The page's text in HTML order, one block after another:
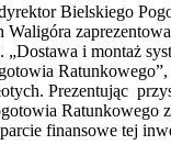
Bielskiego
i montaż
Prezentując
Ratunkowego
finansowe tej